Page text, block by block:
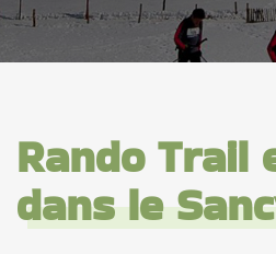
Rando Trail
dans le